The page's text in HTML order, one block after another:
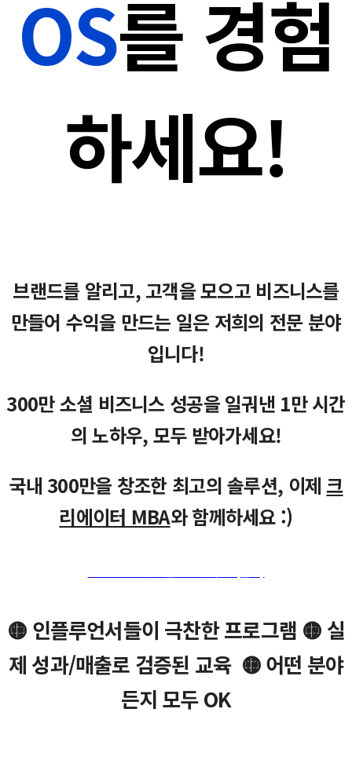
OS를 경험
하세요!
브랜드를 알리고, 고객을 모으고 비즈니스를
만들어 수익을 만드는 일은 저희의 전문 분야
입니다!
300만 소셜 비즈니스 성공을 일궈낸 1만 시간
의 노하우, 모두 받아가세요!
국내 300만을 창조한 최고의 솔루션, 이제 크
리에이터 MBA와 함께하세요 :)
🟡 인플루언서들이 극찬한 프로그램 🟡 실
제 성과/매출로 검증된 교육 🟡 어떤 분야
든지 모두 OK